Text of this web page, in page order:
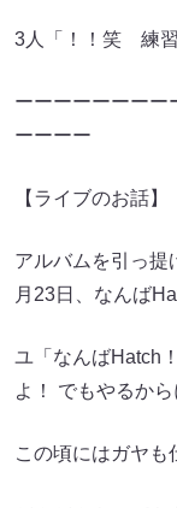
3人「！！笑 練習
ーーーーーーーー
ーーーー
【ライブのお話】
アルバムを引っ提
月23日、なんば
ユ「なんばHatch
よ！ でもやるか
この頃にはガヤも